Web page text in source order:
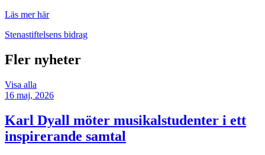
Läs mer här
Stenastiftelsens bidrag
Fler nyheter
Visa alla
16 maj, 2026
Karl Dyall möter musikalstudenter i ett
inspirerande samtal